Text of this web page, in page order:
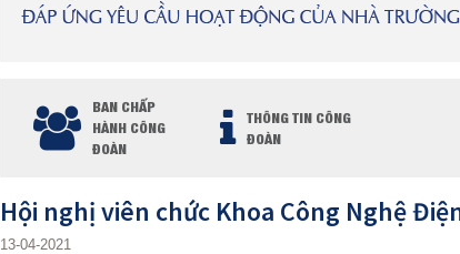
BAN CHẤP
HÀNH CÔNG
ĐOÀN
THÔNG TIN CÔNG
ĐOÀN
Hội nghị viên chức Khoa Công Nghệ
13-04-2021